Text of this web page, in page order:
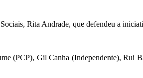
Rita Andrade, que defendeu a
(PCP), Gil Canha (Independente), Rui